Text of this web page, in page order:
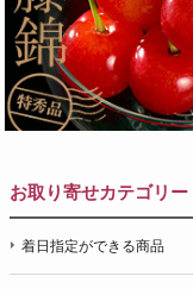
お取り寄せカテゴリー
着日指定ができる商品